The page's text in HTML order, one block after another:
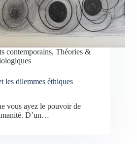
contemporains, Théories &
les dilemmes éthiques
vous ayez le pouvoir de
D’un…